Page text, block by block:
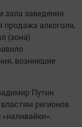
зала заведения
продажа алкоголя,
(зона)
возникшие
Путин
регионов